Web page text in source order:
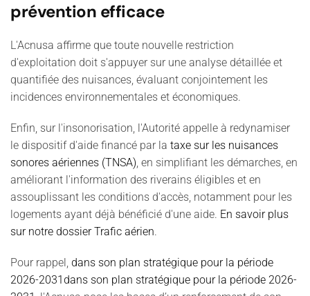
prévention efficace
L'Acnusa affirme que toute nouvelle restriction
d'exploitation doit s'appuyer sur une analyse détaillée et
quantifiée des nuisances, évaluant conjointement les
incidences environnementales et économiques.
Enfin, sur l'insonorisation, l'Autorité appelle à redynamiser
le dispositif d'aide financé par la taxe sur les nuisances
sonores aériennes (TNSA), en simplifiant les démarches, en
améliorant l'information des riverains éligibles et en
assouplissant les conditions d'accès, notamment pour les
logements ayant déjà bénéficié d'une aide. En savoir plus
sur notre dossier Trafic aérien.
Pour rappel, dans son plan stratégique pour la période
2026-2031dans son plan stratégique pour la période 2026-